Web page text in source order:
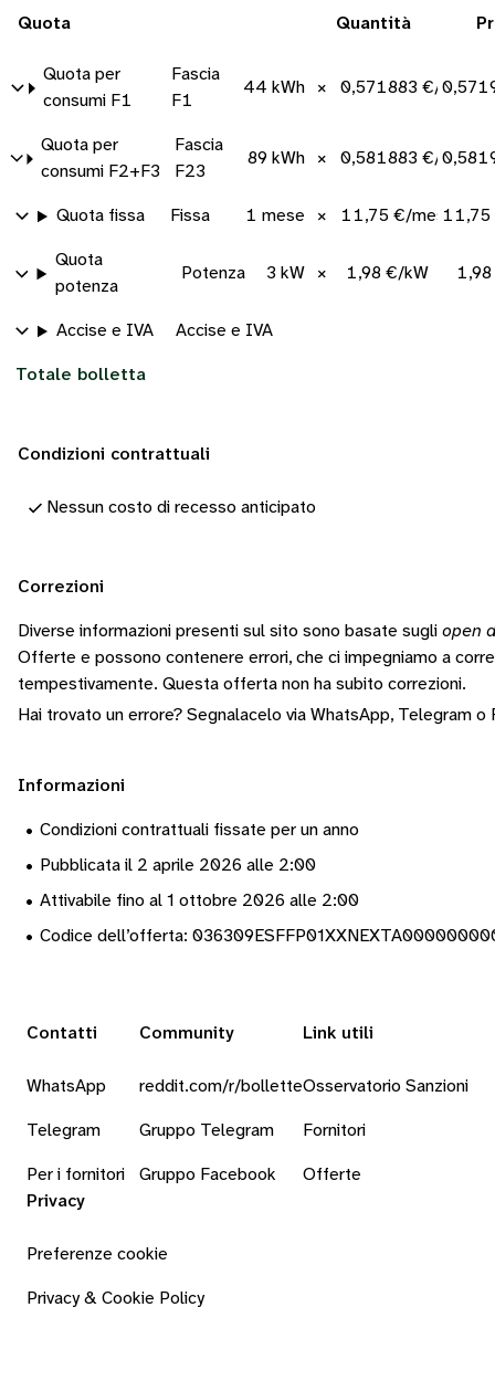
Quota Quantità
Quota per
consumi F1
Fascia
F1
44 kWh × 0,571883 €/kWh
Quota per
consumi F2+F3
Fascia
F23
89 kWh × 0,581883 €/kWh
Quota fissa Fissa 1 mese × 11,75 €/mese11,75
Quota
potenza
Potenza 3 kW × 1,98 €/kW
Accise e IVA Accise e IVA
Totale bolletta
Condizioni contrattuali
Nessun costo di recesso anticipato
Correzioni
Diverse informazioni presenti sul sito sono basate sugli open
Offerte e possono contenere errori, che ci impegniamo a
tempestivamente. Questa offerta non ha subito correzioni.
Hai trovato un errore? Segnalacelo via WhatsApp, Telegram o
Informazioni
• Condizioni contrattuali fissate per un anno
• Pubblicata il 2 aprile 2026 alle 2:00
• Attivabile fino al 1 ottobre 2026 alle 2:00
• Codice dell’offerta:
Contatti
WhatsApp
Telegram
Per i fornitori
Community
reddit.com/r/bollette
Gruppo Telegram
Gruppo Facebook
Link utili
Osservatorio Sanzioni
Fornitori
Offerte
Privacy
Preferenze cookie
Privacy & Cookie Policy